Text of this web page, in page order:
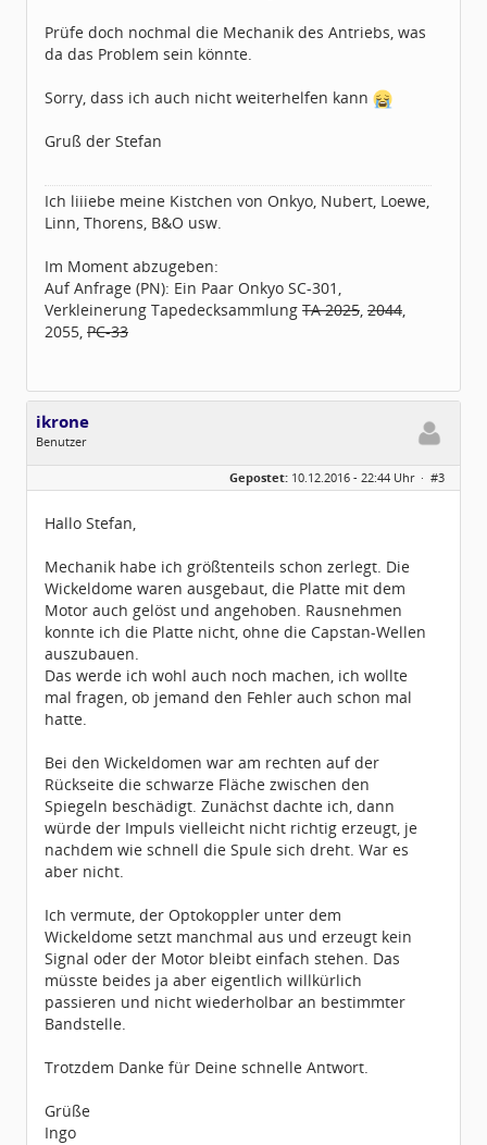
Prüfe doch nochmal die Mechanik des Antriebs, was
da das Problem sein könnte.
Sorry, dass ich auch nicht weiterhelfen kann
Gruß der Stefan
Ich liiiebe meine Kistchen von Onkyo, Nubert, Loewe,
Linn, Thorens, B&O usw.
Im Moment abzugeben:
Auf Anfrage (PN): Ein Paar Onkyo SC-301,
Verkleinerung Tapedecksammlung TA 2025, 2044,
2055, PC-33
ikrone
Benutzer
Geschlecht:
Alter:
62
Dabei seit:
07 / 2015
Gepostet: 10.12.2016 - 22:44 Uhr · #3
Hallo Stefan,
Mechanik habe ich größtenteils schon zerlegt. Die
Wickeldome waren ausgebaut, die Platte mit dem
Motor auch gelöst und angehoben. Rausnehmen
konnte ich die Platte nicht, ohne die Capstan-Wellen
auszubauen.
Das werde ich wohl auch noch machen, ich wollte
mal fragen, ob jemand den Fehler auch schon mal
hatte.
Bei den Wickeldomen war am rechten auf der
Rückseite die schwarze Fläche zwischen den
Spiegeln beschädigt. Zunächst dachte ich, dann
würde der Impuls vielleicht nicht richtig erzeugt, je
nachdem wie schnell die Spule sich dreht. War es
aber nicht.
Ich vermute, der Optokoppler unter dem
Wickeldome setzt manchmal aus und erzeugt kein
Signal oder der Motor bleibt einfach stehen. Das
müsste beides ja aber eigentlich willkürlich
passieren und nicht wiederholbar an bestimmter
Bandstelle.
Trotzdem Danke für Deine schnelle Antwort.
Grüße
Ingo